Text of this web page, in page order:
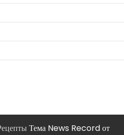
Тема News Record от